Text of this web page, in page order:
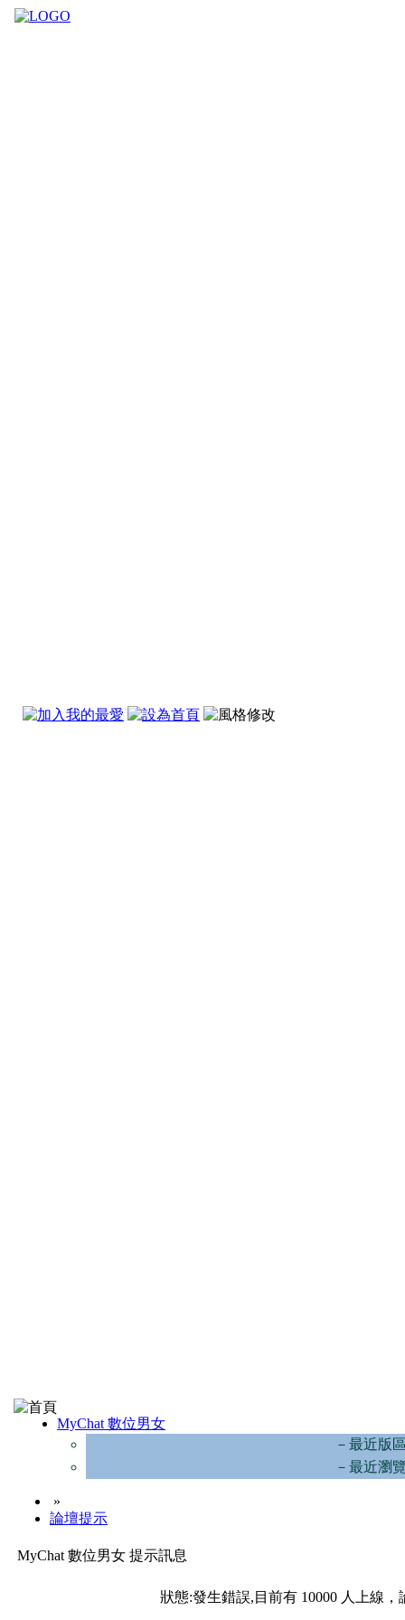
MyChat 數位男女
－最近版
－最近瀏
»
論壇提示
MyChat 數位男女 提示訊息
狀態:發生錯誤,目前有 10000 人上線